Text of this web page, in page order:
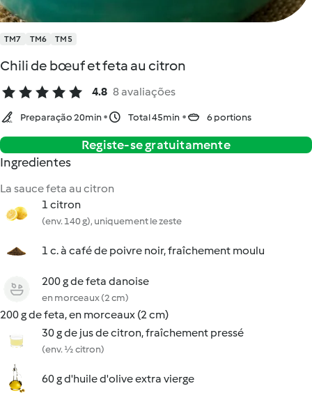
TM7 TM6 TM5
Chili de bœuf et feta au citron
4.8 8 avaliações
Preparação 20min Total 45min 6 portions
Registe-se gratuitamente
Ingredientes
La sauce feta au citron
1 citron
(env. 140 g), uniquement le zeste
1 c. à café de poivre noir, fraîchement moulu
200 g de feta danoise
en morceaux (2 cm)
200 g de feta, en morceaux (2 cm)
30 g de jus de citron, fraîchement pressé
(env. ½ citron)
60 g d'huile d'olive extra vierge